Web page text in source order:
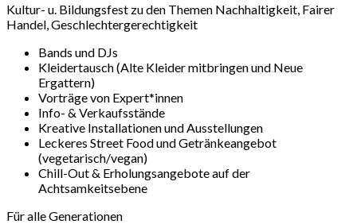
Kultur- u. Bildungsfest zu den Themen Nachhaltigkeit, Fairer
Handel, Geschlechtergerechtigkeit
Bands und DJs
Kleidertausch (Alte Kleider mitbringen und Neue
Ergattern)
Vorträge von Expert*innen
Info- & Verkaufsstände
Kreative Installationen und Ausstellungen
Leckeres Street Food und Getränkeangebot
(vegetarisch/vegan)
Chill-Out & Erholungsangebote auf der
Achtsamkeitsebene
Für alle Generationen